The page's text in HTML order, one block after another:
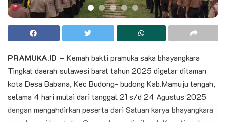
PRAMUKA.ID – Kemah bakti pramuka saka bhayangkara
Tingkat daerah sulawesi barat tahun 2025 digelar ditaman
kota Desa Babana, Kec Budong- budong Kab.Mamuju tengah,
selama 4 hari mulai dari tanggal 21 s/d 24 Agustus 2025
dengan mengahdirkan peserta dari Satuan karya bhayangkara